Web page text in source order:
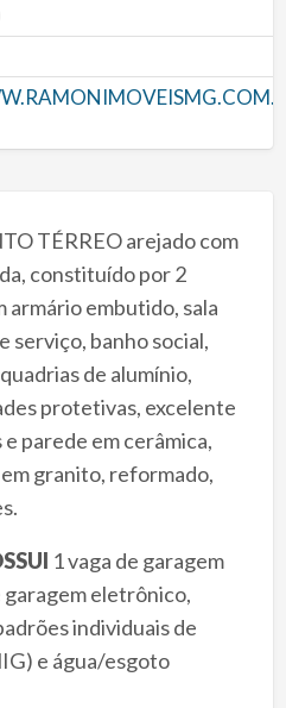
TÉRREO arejado com
constituído por 2
armário embutido, sala
serviço, banho social,
de alumínio,
protetivas, excelente
parede em cerâmica,
granito, reformado,
1 vaga de garagem
eletrônico,
individuais de
e água/esgoto